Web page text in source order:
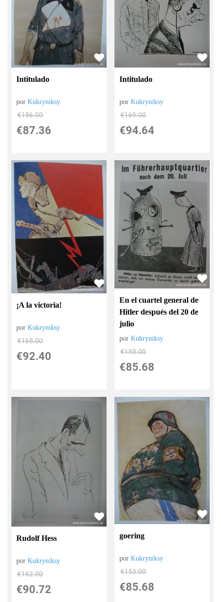
Intitulado
porKukryniksy
€156.00
€87.36
Intitulado
porKukryniksy
€169.00
€94.64
¡A la victoria!
porKukryniksy
€165.00
€92.40
En el cuartel general de
Hitler después del 20 de
julio
porKukryniksy
€153.00
€85.68
Rudolf Hess
porKukryniksy
€162.00
€90.72
goering
porKukryniksy
€153.00
€85.68